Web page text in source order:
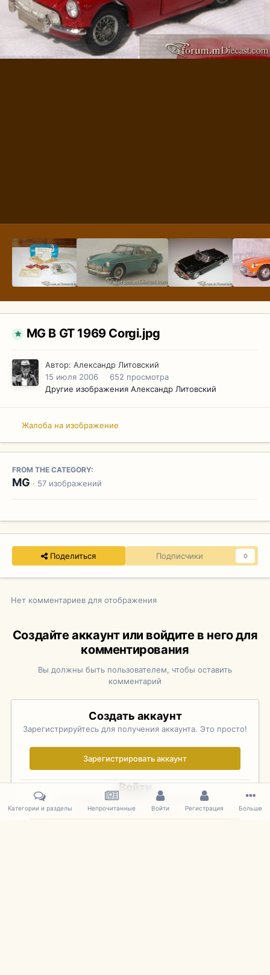
MG B GT 1969 Corgi.jpg
Автор: Александр Литовский
15 июля 2006
652 просмотра
Другие изображения Александр Литовский
Жалоба на изображение
FROM THE CATEGORY:
MG · 57 изображений
Поделиться Подписчики 0
Нет комментариев для отображения
Создайте аккаунт или войдите в него для
комментирования
Вы должны быть пользователем, чтобы оставить
комментарий
Создать аккаунт
Зарегистрируйтесь для получения аккаунта. Это просто!
Зарегистрировать аккаунт
Войти
Уже зарегистрированы? Войдите здесь.
Категории и разделы Непрочитанные Войти Регистрация Больше